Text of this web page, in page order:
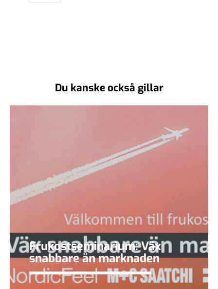
Du kanske också gillar
Frukostseminarium: Väx
snabbare än marknaden